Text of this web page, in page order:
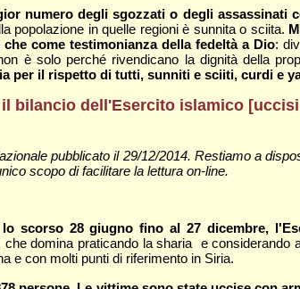
numero degli sgozzati o degli assassinati
popolazione in quelle regioni è sunnita o sciita.
come testimonianza della fedeltà a Dio:
è solo perché rivendicano la dignità della
per il rispetto di tutti, sunniti e sciiti, curdi e
bilancio dell'Esercito islamico [
pubblicato il 29/12/2014. Restiamo a
scopo di facilitare la lettura on-line.
scorso 28 giugno fino al 27 dicembre,
che domina praticando la sharia e considerando
e con molti punti di riferimento in Siria.